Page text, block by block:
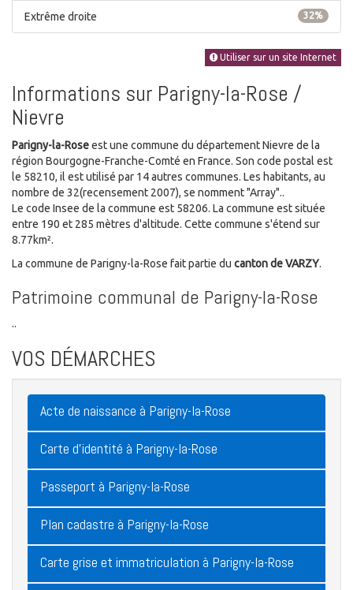
32%
Extrême droite
Utiliser sur un site Internet
Informations sur Parigny-la-Rose /
Nievre
Parigny-la-Roseest une commune du département Nievre de la
région Bourgogne-Franche-Comté en France. Son code postal est
le 58210, il est utilisé par 14 autres communes. Les habitants, au
nombre de 32(recensement 2007), se nomment "Array"..
Le code Insee de la commune est 58206. La commune est située
entre 190 et 285 mètres d'altitude. Cette commune s'étend sur
8.77km².
La commune de Parigny-la-Rose fait partie du canton de VARZY.
Patrimoine communal de Parigny-la-Rose
..
VOS DÉMARCHES
Acte de naissance à Parigny-la-Rose
Carte d'identité à Parigny-la-Rose
Passeport à Parigny-la-Rose
Plan cadastre à Parigny-la-Rose
Carte grise et immatriculation à Parigny-la-Rose